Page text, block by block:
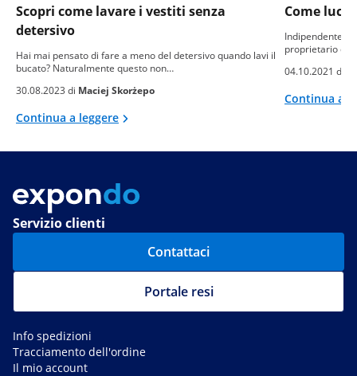
Scopri come lavare i vestiti senza
detersivo
Hai mai pensato di fare a meno del detersivo quando lavi il
bucato? Naturalmente questo non…
30.08.2023 di Maciej Skorżepo
Continua a leggere
Come
proprietario di
04.10.2021 di
Continua a
Servizio clienti
Contattaci
Portale resi
Info spedizioni
Tracciamento dell'ordine
Il mio account